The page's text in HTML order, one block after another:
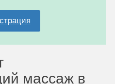
массаж в